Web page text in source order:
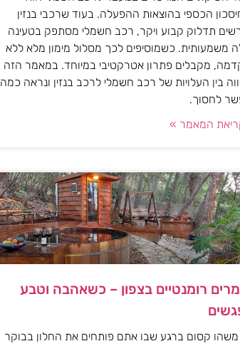
הכספי בהוצאות ההפעלה. בעוד שרכבי בנזין
תדלוק קבוע ויקר, רכב חשמלי מסתפק בטעינה
משמעותית. כשמוסיפים לכך מסלול מימון מלא ללא
מקבלים פתרון אטרקטיבי במיוחד. במאמר הזה
בין העלויות של רכב חשמלי לרכב בנזין ונראה כמה
לחסוך.
המאמר »
רומנטיים בצפון – כשאהבה וטבע
משהו קסום ברגע שבו אתם פותחים את החלון בבוקר